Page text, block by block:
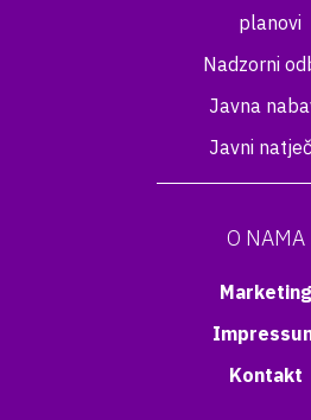
planovi
Nadzorni
Javna
Javni
O NAMA
Marketing
Kontakt